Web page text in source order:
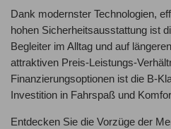
Dank modernster Technologien,
hohen Sicherheitsausstattung ist
Begleiter im Alltag und auf
attraktiven Preis-Leistungs-
Finanzierungsoptionen ist die B-
Investition in Fahrspaß und
Entdecken Sie die Vorzüge der